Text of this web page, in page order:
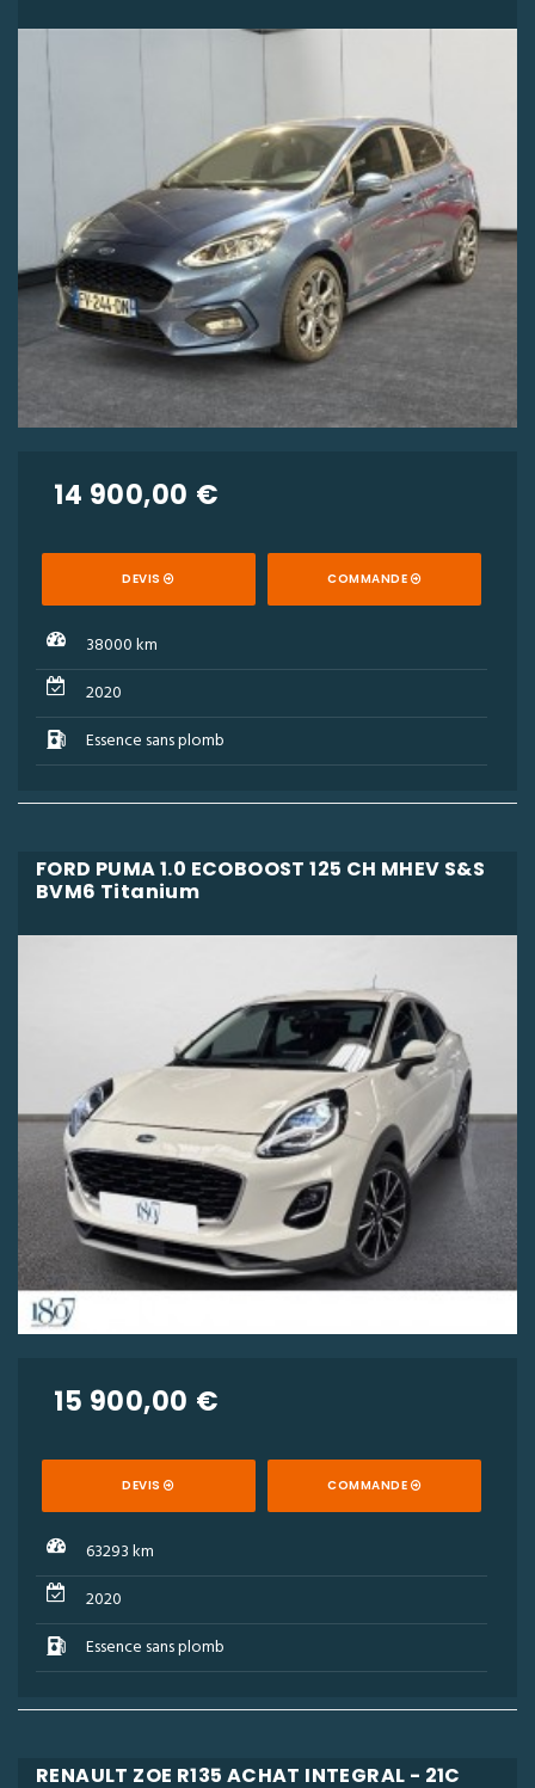
14 900,00 €
DEVIS COMMANDE
38000 km
2020
Essence sans plomb
FORD PUMA 1.0 ECOBOOST 125 CH MHEV S&S
BVM6 Titanium
15 900,00 €
DEVIS COMMANDE
63293 km
2020
Essence sans plomb
RENAULT ZOE R135 ACHAT INTEGRAL - 21C